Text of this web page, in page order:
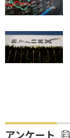
アンケート